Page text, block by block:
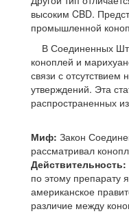
высоким CBD.
промышленной
В Соединенных
коноплей и
связи с отсутствием
утверждений. Эта
распространенных
Миф: Закон
рассматривал
Действительность:
по этому препарату
американское
различие между